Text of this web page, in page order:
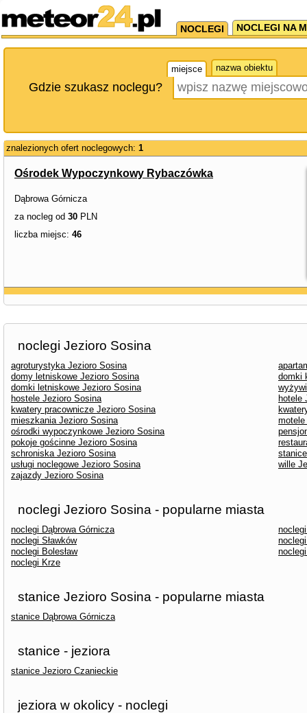
NOCLEGI NOCLEGI NA
miejsce nazwa obiektu
Gdzie szukasz noclegu?
znalezionych ofert noclegowych: 1
Ośrodek Wypoczynkowy Rybaczówka
Dąbrowa Górnicza
za nocleg od 30 PLN
liczba miejsc: 46
noclegi Jezioro Sosina
agroturystyka Jezioro Sosina
domy letniskowe Jezioro Sosina
domki
domki letniskowe Jezioro Sosina
hostele Jezioro Sosina
hotele
kwatery pracownicze Jezioro Sosina
mieszkania Jezioro Sosina
ośrodki wypoczynkowe Jezioro Sosina
pokoje gościnne Jezioro Sosina
schroniska Jezioro Sosina
usługi noclegowe Jezioro Sosina
wille
zajazdy Jezioro Sosina
noclegi Jezioro Sosina - popularne miasta
noclegi Dąbrowa Górnicza
noclegi Sławków
noclegi Bolesław
noclegi Krze
stanice Jezioro Sosina - popularne miasta
stanice Dąbrowa Górnicza
stanice - jeziora
stanice Jezioro Czanieckie
jeziora w okolicy - noclegi